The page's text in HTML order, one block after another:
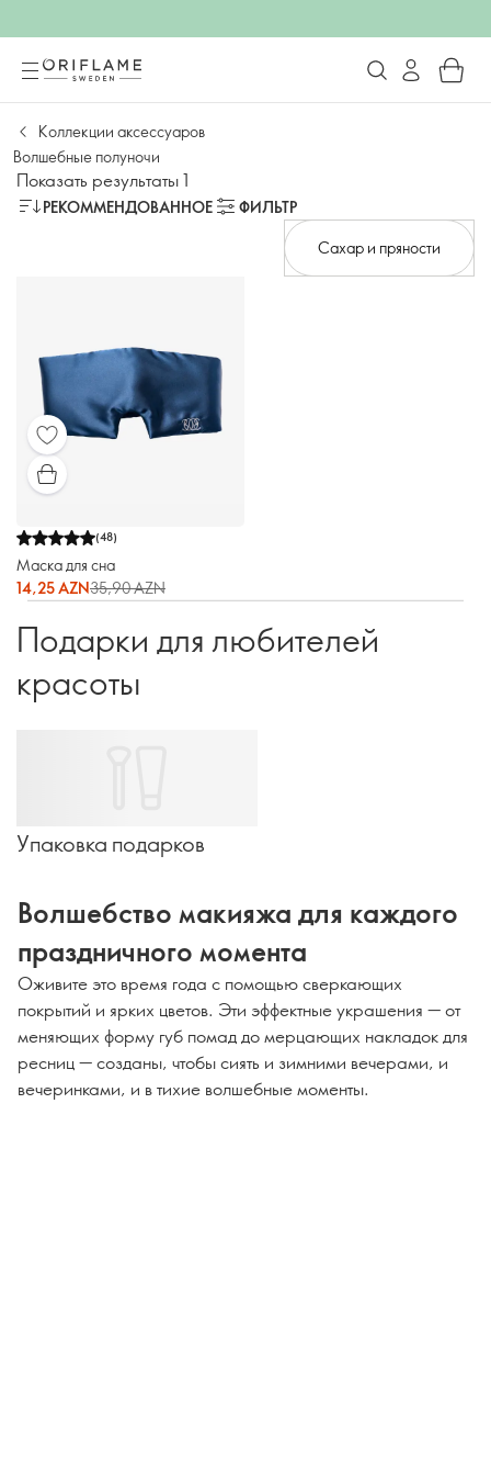
Коллекции аксессуаров
Волшебные полуночи
Показать результаты 1
РЕКОММЕНДОВАННОЕ
ФИЛЬТР
Сахар и пряности
(48)
Маска для сна
14,25 AZN35,90 AZN
Подарки для любителей
красоты
Упаковка подарков
Волшебство макияжа для каждого
праздничного момента
Оживите это время года с помощью сверкающих
покрытий и ярких цветов. Эти эффектные украшения — от
меняющих форму губ помад до мерцающих накладок для
ресниц — созданы, чтобы сиять и зимними вечерами, и
вечеринками, и в тихие волшебные моменты.